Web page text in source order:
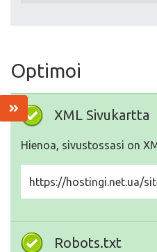
Optimoi
XML Sivukartta
Hienoa, sivustossasi on
https://hostingi.net.ua/
Robots.txt